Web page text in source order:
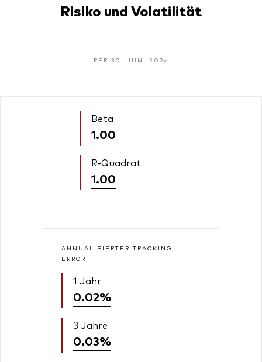
Risiko und Volatilität
PER 30. JUNI 2026
Beta
1.00
R-Quadrat
1.00
ANNUALISIERTER TRACKING
ERROR
1 Jahr
0.02%
3 Jahre
0.03%